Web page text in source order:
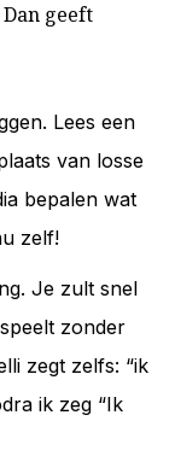
geeft
Lees een
van losse
bepalen wat
zelf!
Je zult snel
zonder
zegt zelfs: “ik
ik zeg “Ik